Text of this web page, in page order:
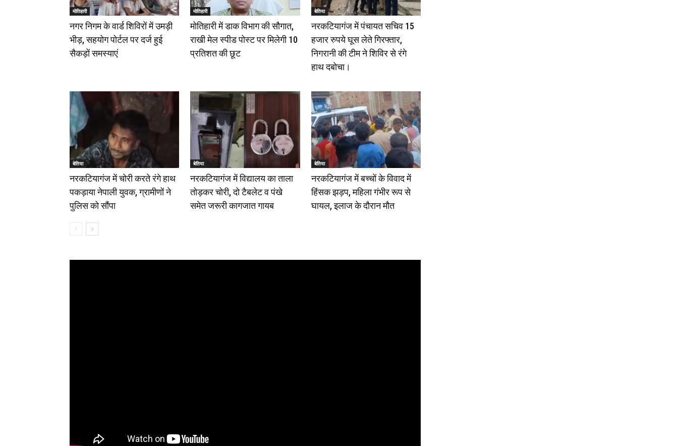
मोतिहारी
नगर निगम के वार्ड शिविरों में उमड़ी
भीड़, सहयोग पोर्टल पर दर्ज हुई
सैकड़ों समस्याएं
मोतिहारी
मोतिहारी में डाक विभाग की सौगात,
राखी मेल स्पीड पोस्ट पर मिलेगी 10
प्रतिशत की छूट
बेतिया
नरकटियागंज में पंचायत सचिव 15
हजार रुपये घूस लेते गिरफ्तार,
निगरानी की टीम ने शिविर से रंगे
हाथ दबोचा।
बेतिया
नरकटियागंज में चोरी करते रंगे हाथ
पकड़ाया नेपाली युवक, ग्रामीणों ने
पुलिस को सौंपा
बेतिया
नरकटियागंज में विद्यालय का ताला
तोड़कर चोरी, दो टैबलेट व पंखे
समेत जरूरी कागजात गायब
बेतिया
नरकटियागंज में बच्चों के विवाद में
हिंसक झड़प, महिला गंभीर रूप से
घायल, इलाज के दौरान मौत